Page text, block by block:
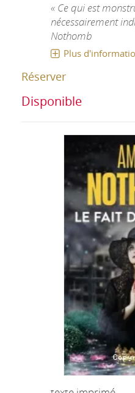
« Ce qui est
nécessairement
Nothomb
Plus
Réserver
Disponible